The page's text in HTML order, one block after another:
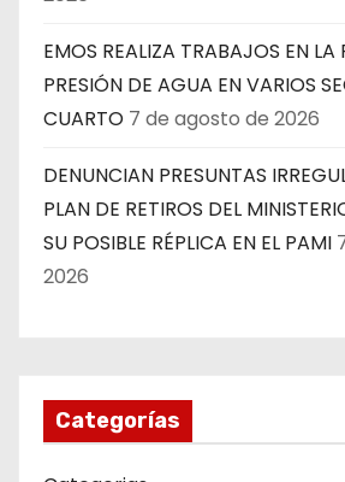
EMOS REALIZA TRABAJOS EN LA
PRESIÓN DE AGUA EN VARIOS
CUARTO 7 de agosto de 2026
DENUNCIAN PRESUNTAS
PLAN DE RETIROS DEL
SU POSIBLE RÉPLICA EN EL PAMI
2026
Categorías